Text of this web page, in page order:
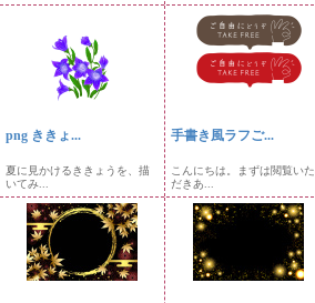
png ききょ...
夏に見かけるききょうを、描
いてみ...
手書き風ラフご...
こんにちは。まずは閲覧いた
だきあ...